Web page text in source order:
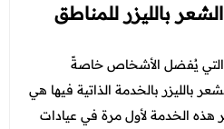
بالليزر للمناطق
يُفضل الأشخاص خاصةً
بالليزر بالخدمة الذاتية فيها هي
هذه الخدمة لأول مرة في عيادات